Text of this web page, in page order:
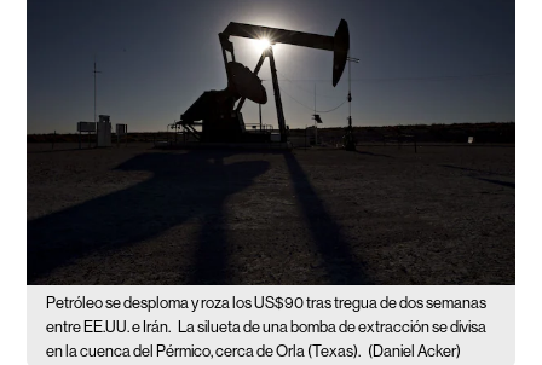
Petróleo se desploma y roza los US$90 tras tregua de dos semanas
entre EE.UU. e Irán.
La silueta de una bomba de extracción se divisa
en la cuenca del Pérmico, cerca de Orla (Texas). (Daniel Acker)